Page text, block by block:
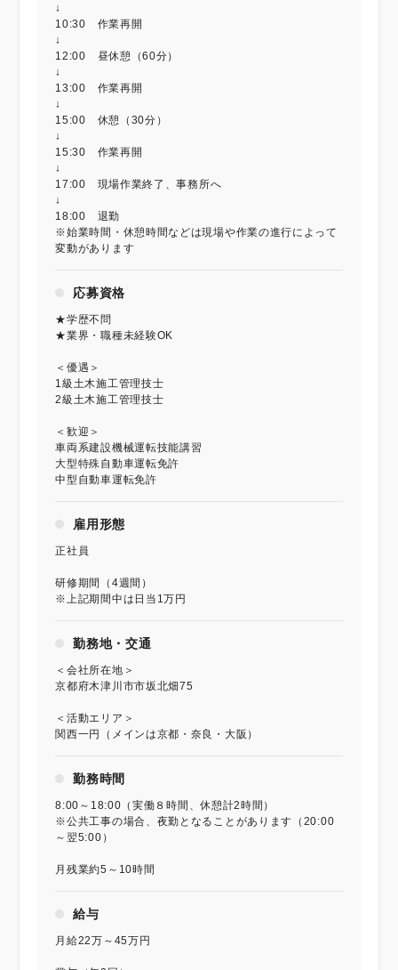
↓
10:30 作業再開
↓
12:00 昼休憩（60分）
↓
13:00 作業再開
↓
15:00 休憩（30分）
↓
15:30 作業再開
↓
17:00 現場作業終了、事務所へ
↓
18:00 退勤
※始業時間・休憩時間などは現場や作業の進行によって
変動があります
応募資格
★学歴不問
★業界・職種未経験OK
＜優遇＞
1級土木施工管理技士
2級土木施工管理技士
＜歓迎＞
車両系建設機械運転技能講習
大型特殊自動車運転免許
中型自動車運転免許
雇用形態
正社員
研修期間（4週間）
※上記期間中は日当1万円
勤務地・交通
＜会社所在地＞
京都府木津川市市坂北畑75
＜活動エリア＞
関西一円（メインは京都・奈良・大阪）
勤務時間
8:00～18:00（実働８時間、休憩計2時間）
※公共工事の場合、夜勤となることがあります（20:00
～翌5:00）
月残業約5～10時間
給与
月給22万～45万円